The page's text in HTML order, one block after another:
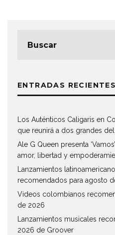
ENTRADAS RECIENTES
Los Auténticos Caligaris en
que reunirá a dos grandes
Ale G Queen presenta
amor, libertad y
Lanzamientos
recomendados para agosto
Videos colombianos
de 2026
Lanzamientos musicales
2026 de Groover